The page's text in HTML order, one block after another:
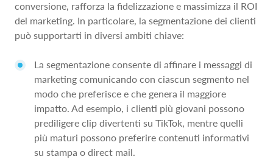
conversione, rafforza la fidelizzazione e massimizza il ROI
del marketing. In particolare, la segmentazione dei clienti
può supportarti in diversi ambiti chiave:
La segmentazione consente di affinare i messaggi di
marketing comunicando con ciascun segmento nel
modo che preferisce e che genera il maggiore
impatto. Ad esempio, i clienti più giovani possono
prediligere clip divertenti su TikTok, mentre quelli
più maturi possono preferire contenuti informativi
su stampa o direct mail.